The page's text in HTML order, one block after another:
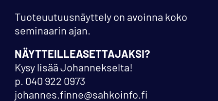
Tuoteuutuusnäyttely on avoinna koko
seminaarin ajan.
NÄYTTEILLEASETTAJAKSI?
Kysy lisää Johannekselta!
p. 040 922 0973
johannes.finne@sahkoinfo.fi